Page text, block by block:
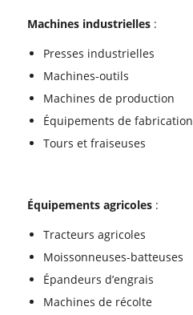
Machines industrielles:
Presses industrielles
Machines-outils
Machines de production
Équipements de fabrication
Tours et fraiseuses
Équipements agricoles:
Tracteurs agricoles
Moissonneuses-batteuses
Épandeurs d’engrais
Machines de récolte